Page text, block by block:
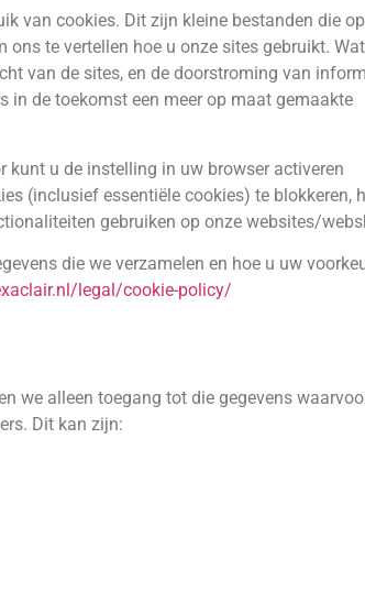
van cookies. Dit zijn kleine bestanden die
te vertellen hoe u onze sites gebruikt. Wat
van de sites, en de doorstroming van
in de toekomst een meer op maat gemaakte
kunt u de instelling in uw browser activeren
(inclusief essentiële cookies) te blokkeren,
gebruiken op onze websites/
die we verzamelen en hoe u uw
legal/cookie-policy/
we alleen toegang tot die gegevens
Dit kan zijn: